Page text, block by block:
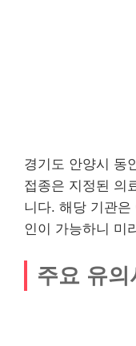
경기도 안양시 동
접종은 지정된 의
니다. 해당 기관은
인이 가능하니 미
주요 유의